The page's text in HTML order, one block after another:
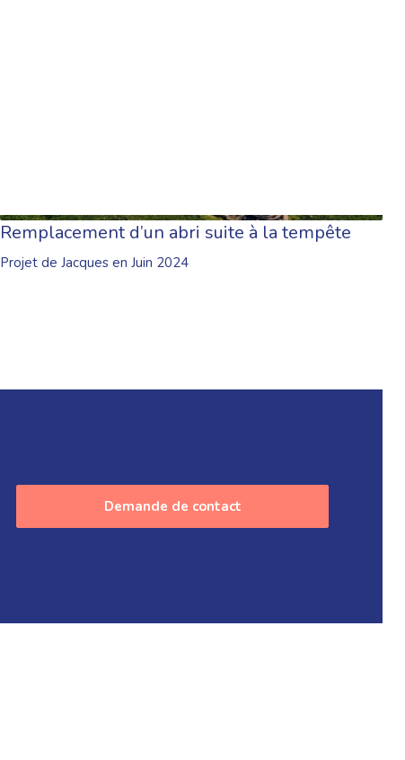
Remplacement d’un abri suite à la tempête
Projet de Jacques en Juin 2024
Demande de contact